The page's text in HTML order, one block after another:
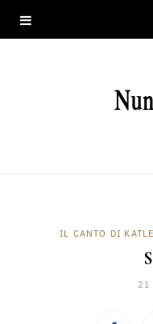
IL CANTO DI
21